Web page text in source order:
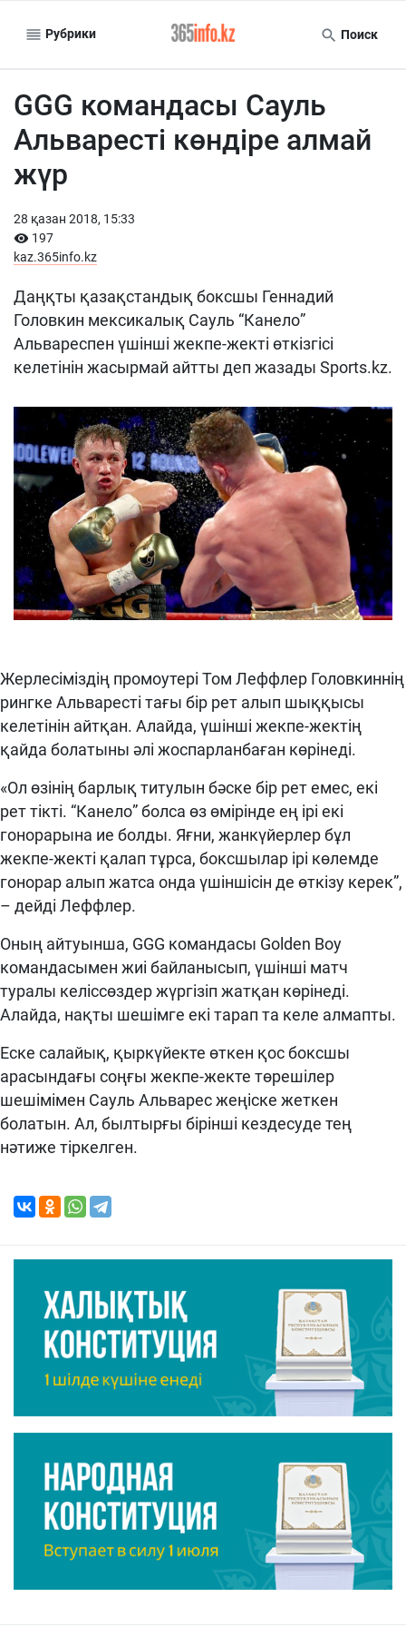
Рубрики Поиск
GGG командасы Сауль
Альваресті көндіре алмай
жүр
28 қазан 2018, 15:33
197
kaz.365info.kz
Даңқты қазақстандық боксшы Геннадий
Головкин мексикалық Сауль “Канело”
Альвареспен үшінші жекпе-жекті өткізгісі
келетінін жасырмай айтты деп жазады Sports.kz.
Жерлесіміздің промоутері Том Леффлер Головкиннің
рингке Альваресті тағы бір рет алып шыққысы
келетінін айтқан. Алайда, үшінші жекпе-жектің
қайда болатыны әлі жоспарланбаған көрінеді.
«Ол өзінің барлық титулын бәске бір рет емес, екі
рет тікті. “Канело” болса өз өмірінде ең ірі екі
гонорарына ие болды. Яғни, жанкүйерлер бұл
жекпе-жекті қалап тұрса, боксшылар ірі көлемде
гонорар алып жатса онда үшіншісін де өткізу керек”,
– дейді Леффлер.
Оның айтуынша, GGG командасы Golden Boy
командасымен жиі байланысып, үшінші матч
туралы келіссөздер жүргізіп жатқан көрінеді.
Алайда, нақты шешімге екі тарап та келе алмапты.
Еске салайық, қыркүйекте өткен қос боксшы
арасындағы соңғы жекпе-жекте төрешілер
шешімімен Сауль Альварес жеңіске жеткен
болатын. Ал, былтырғы бірінші кездесуде тең
нәтиже тіркелген.